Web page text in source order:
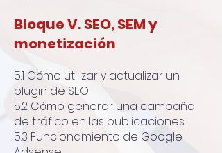
Bloque V. SEO, SEM y
monetización
5.1 Cómo utilizar y actualizar un
plugin de SEO
5.2 Cómo generar una campaña
de tráfico en las publicaciones
5.3 Funcionamiento de Google